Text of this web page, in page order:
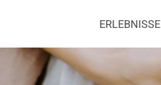
ERLEBNISSE